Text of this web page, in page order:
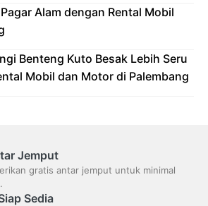
Alam dengan Rental Mobil
Benteng Kuto Besak Lebih Seru
Mobil dan Motor di Palembang
Jemput
gratis antar jemput untuk minimal
Sedia